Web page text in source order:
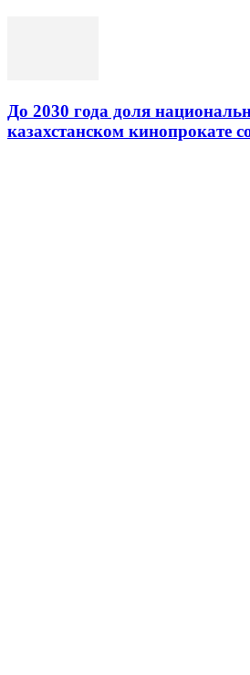
До 2030 года доля
казахстанском кинопрокате